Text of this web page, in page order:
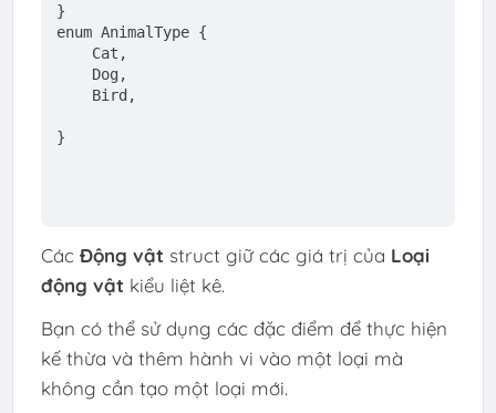
}
enum AnimalType {
Cat,
Dog,
Bird,
}
Các Động vật struct giữ các giá trị của Loại
động vật kiểu liệt kê.
Bạn có thể sử dụng các đặc điểm để thực hiện
kế thừa và thêm hành vi vào một loại mà
không cần tạo một loại mới.